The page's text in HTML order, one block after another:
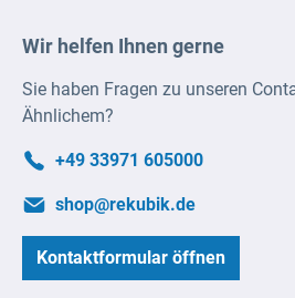
Wir helfen Ihnen gerne
Sie haben Fragen zu unseren
Ähnlichem?
+49 33971 605000
shop@rekubik.de
Kontaktformular öffnen